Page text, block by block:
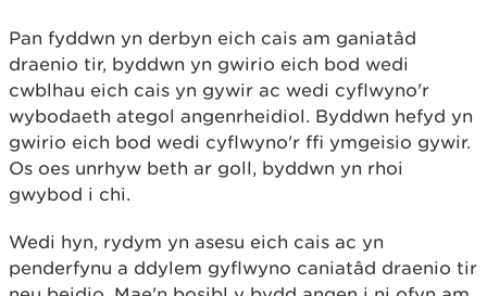
Pan fyddwn yn derbyn eich cais am ganiatâd
draenio tir, byddwn yn gwirio eich bod wedi
cwblhau eich cais yn gywir ac wedi cyflwyno'r
wybodaeth ategol angenrheidiol. Byddwn hefyd yn
gwirio eich bod wedi cyflwyno'r ffi ymgeisio gywir.
Os oes unrhyw beth ar goll, byddwn yn rhoi
gwybod i chi.
Wedi hyn, rydym yn asesu eich cais ac yn
penderfynu a ddylem gyflwyno caniatâd draenio tir